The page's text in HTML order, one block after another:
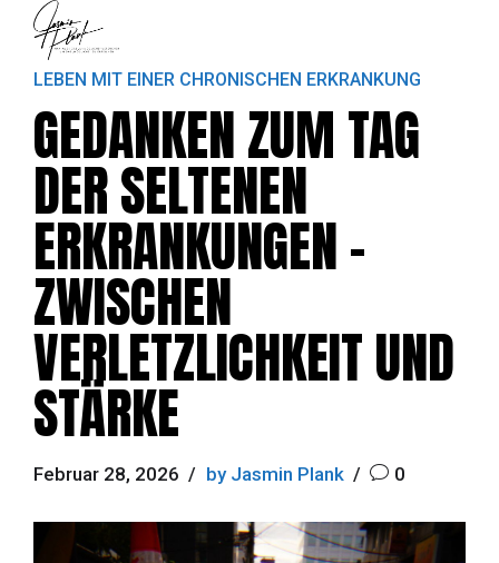
LEBEN MIT EINER CHRONISCHEN ERKRANKUNG
GEDANKEN ZUM TAG
DER SELTENEN
ERKRANKUNGEN –
ZWISCHEN
VERLETZLICHKEIT UND
STÄRKE
Februar 28, 2026 by Jasmin Plank 0